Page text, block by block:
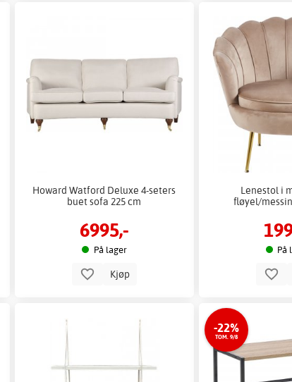
Howard Watford Deluxe 4-seters
buet sofa 225 cm
6995,-
På lager
Kjøp
Lenestol i
fløyel/
På
-22%
TOM. 9/8